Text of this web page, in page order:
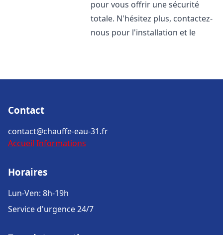
pour vous offrir une sécurité
totale. N'hésitez plus, contactez-
nous pour l'installation et le
Contact
contact@chauffe-eau-31.fr
Accueil Informations
Horaires
Lun-Ven: 8h-19h
Service d'urgence 24/7